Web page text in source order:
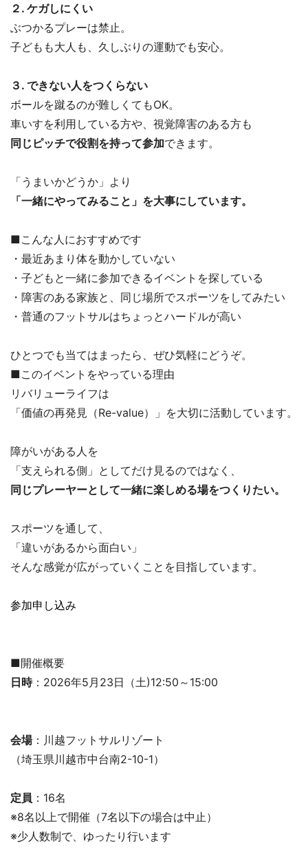
２. ケガしにくい
ぶつかるプレーは禁止。
子どもも大人も、久しぶりの運動でも安心。
３. できない人をつくらない
ボールを蹴るのが難しくてもOK。
車いすを利用している方や、視覚障害のある方も
同じピッチで役割を持って参加できます。
「うまいかどうか」より
「一緒にやってみること」を大事にしています。
■こんな人におすすめです
・最近あまり体を動かしていない
・子どもと一緒に参加できるイベントを探している
・障害のある家族と、同じ場所でスポーツをしてみたい
・普通のフットサルはちょっとハードルが高い
ひとつでも当てはまったら、ぜひ気軽にどうぞ。
■このイベントをやっている理由
リバリューライフは
「価値の再発見（Re-value）」を大切に活動しています。
障がいがある人を
「支えられる側」としてだけ見るのではなく、
同じプレーヤーとして一緒に楽しめる場をつくりたい。
スポーツを通して、
「違いがあるから面白い」
そんな感覚が広がっていくことを目指しています。
参加申し込み
■開催概要
日時：2026年5月23日（土)12:50～15:00
会場：川越フットサルリゾート
（埼玉県川越市中台南2-10-1）
定員 ：16名
※8名以上で開催（7名以下の場合は中止）
※少人数制で、ゆったり行います